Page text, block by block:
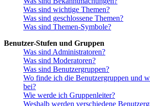
Was sind wichtige Themen?
Was sind geschlossene Themen?
Was sind Themen-Symbole?
Benutzer-Stufen und Gruppen
Was sind Administratoren?
Was sind Moderatoren?
Was sind Benutzergruppen?
Wo finde ich die Benutzergruppen und
bei?
Wie werde ich Gruppenleiter?
Weshalb werden verschiedene